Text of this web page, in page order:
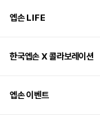
엡손 LIFE
한국엡손 X 콜라보레이션
엡손 이벤트